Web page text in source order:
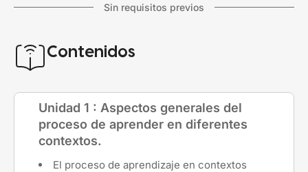
Sin requisitos previos
Contenidos
Unidad 1 : Aspectos generales del
proceso de aprender en diferentes
contextos.
El proceso de aprendizaje en contextos